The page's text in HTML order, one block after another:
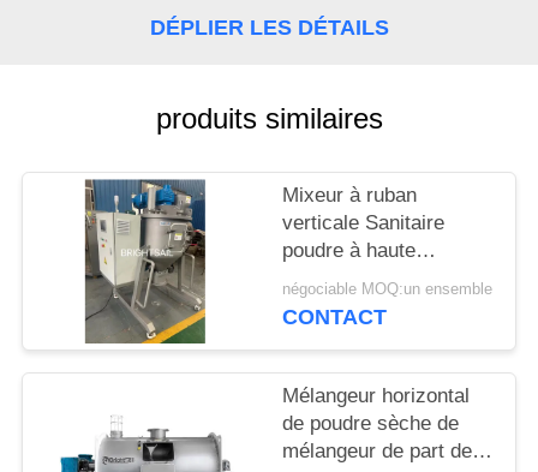
DU
PRIVACY
POLICY
DÉPLIER LES DÉTAILS
produits similaires
Mixeur à ruban
verticale Sanitaire
poudre à haute
efficacité mélangeur de
poudre de maïs épices
négociable MOQ:un ensemble
CONTACT
Mélangeur horizontal
de poudre sèche de
mélangeur de part de